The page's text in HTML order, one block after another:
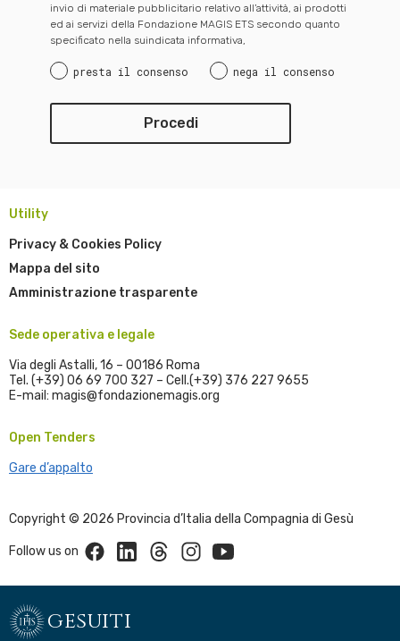
invio di materiale pubblicitario relativo all’attività, ai prodotti
ed ai servizi della Fondazione MAGIS ETS secondo quanto
specificato nella suindicata informativa,
presta il consenso nega il consenso
Utility
Privacy & Cookies Policy
Mappa del sito
Amministrazione trasparente
Sede operativa e legale
Via degli Astalli, 16 – 00186 Roma
Tel. (+39) 06 69 700 327 – Cell.(+39) 376 227 9655
E-mail: magis@fondazionemagis.org
Open Tenders
Gare d’appalto
Copyright © 2026 Provincia d’Italia della Compagnia di Gesù
Follow us on FacebookLinkedinThreadsInstagramYoutube
gesuiti